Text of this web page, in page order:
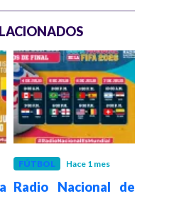
FÚTBOL Hace 1 mes
Radio Nacional de